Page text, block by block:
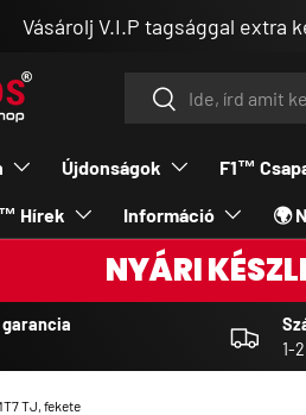
V.I.P tagsággal extra
KeresésKeresés
Újdonságok F1™
Hírek Információ 🌍
NYÁRI
1-
TJ, fekete